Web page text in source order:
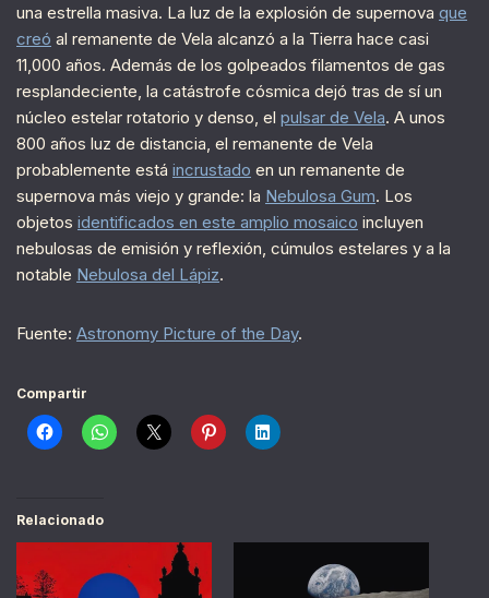
una estrella masiva. La luz de la explosión de supernova que
creó al remanente de Vela alcanzó a la Tierra hace casi
11,000 años. Además de los golpeados filamentos de gas
resplandeciente, la catástrofe cósmica dejó tras de sí un
núcleo estelar rotatorio y denso, el pulsar de Vela. A unos
800 años luz de distancia, el remanente de Vela
probablemente está incrustado en un remanente de
supernova más viejo y grande: la Nebulosa Gum. Los
objetos identificados en este amplio mosaico incluyen
nebulosas de emisión y reflexión, cúmulos estelares y a la
notable Nebulosa del Lápiz.
Fuente: Astronomy Picture of the Day.
Compartir
Relacionado